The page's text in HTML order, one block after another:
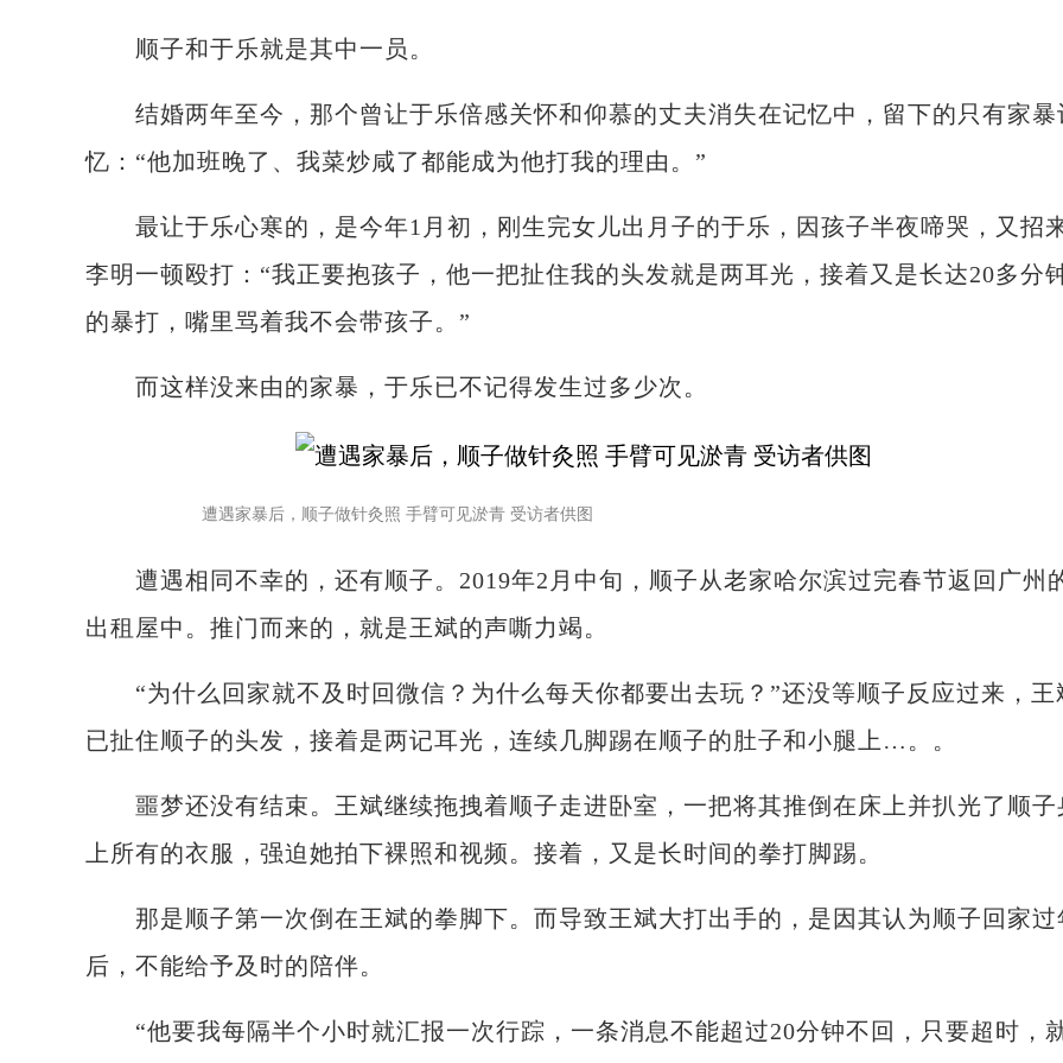
顺子和于乐就是其中一员。
结婚两年至今，那个曾让于乐倍感关怀和仰慕的丈夫消失在记忆中，留下的只有家暴
忆：“他加班晚了、我菜炒咸了都能成为他打我的理由。”
最让于乐心寒的，是今年1月初，刚生完女儿出月子的于乐，因孩子半夜啼哭，又招
李明一顿殴打：“我正要抱孩子，他一把扯住我的头发就是两耳光，接着又是长达20多分
的暴打，嘴里骂着我不会带孩子。”
而这样没来由的家暴，于乐已不记得发生过多少次。
遭遇家暴后，顺子做针灸照 手臂可见淤青 受访者供图
遭遇相同不幸的，还有顺子。2019年2月中旬，顺子从老家哈尔滨过完春节返回广州
出租屋中。推门而来的，就是王斌的声嘶力竭。
“为什么回家就不及时回微信？为什么每天你都要出去玩？”还没等顺子反应过来，王
已扯住顺子的头发，接着是两记耳光，连续几脚踢在顺子的肚子和小腿上…。。
噩梦还没有结束。王斌继续拖拽着顺子走进卧室，一把将其推倒在床上并扒光了顺子
上所有的衣服，强迫她拍下裸照和视频。接着，又是长时间的拳打脚踢。
那是顺子第一次倒在王斌的拳脚下。而导致王斌大打出手的，是因其认为顺子回家过
后，不能给予及时的陪伴。
“他要我每隔半个小时就汇报一次行踪，一条消息不能超过20分钟不回，只要超时，